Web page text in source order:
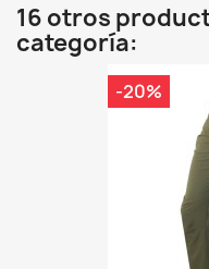
16 otros
categoría:
-20%